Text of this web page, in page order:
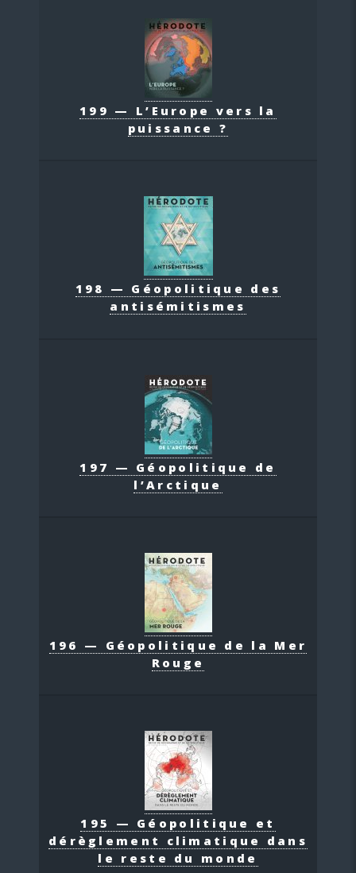
199 — L’Europe vers la
puissance ?
198 — Géopolitique des
antisémitismes
197 — Géopolitique de
l’Arctique
196 — Géopolitique de la Mer
Rouge
195 — Géopolitique et
dérèglement climatique dans
le reste du monde